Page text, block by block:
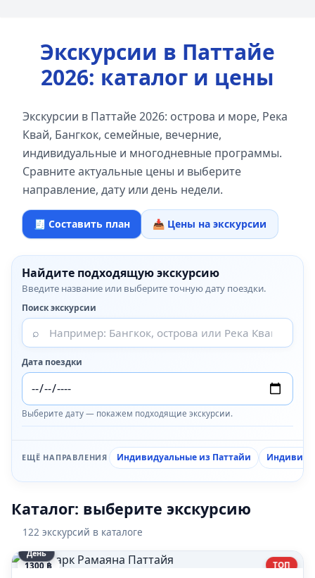
Экскурсии в Паттайе
2026: каталог и цены
Экскурсии в Паттайе 2026: острова и море, Река
Квай, Бангкок, семейные, вечерние,
индивидуальные и многодневные программы.
Сравните актуальные цены и выберите
направление, дату или день недели.
🧾 Составить план 📥 Цены на экскурсии
Найдите подходящую экскурсию
Введите название или выберите точную дату поездки.
Поиск экскурсии
⌕
Дата поездки
Выберите дату — покажем подходящие экскурсии.
ЕЩЁ НАПРАВЛЕНИЯ Индивидуальные из Паттайи
Каталог: выберите экскурсию
122 экскурсий в каталоге
1300 ฿ ТОП
День